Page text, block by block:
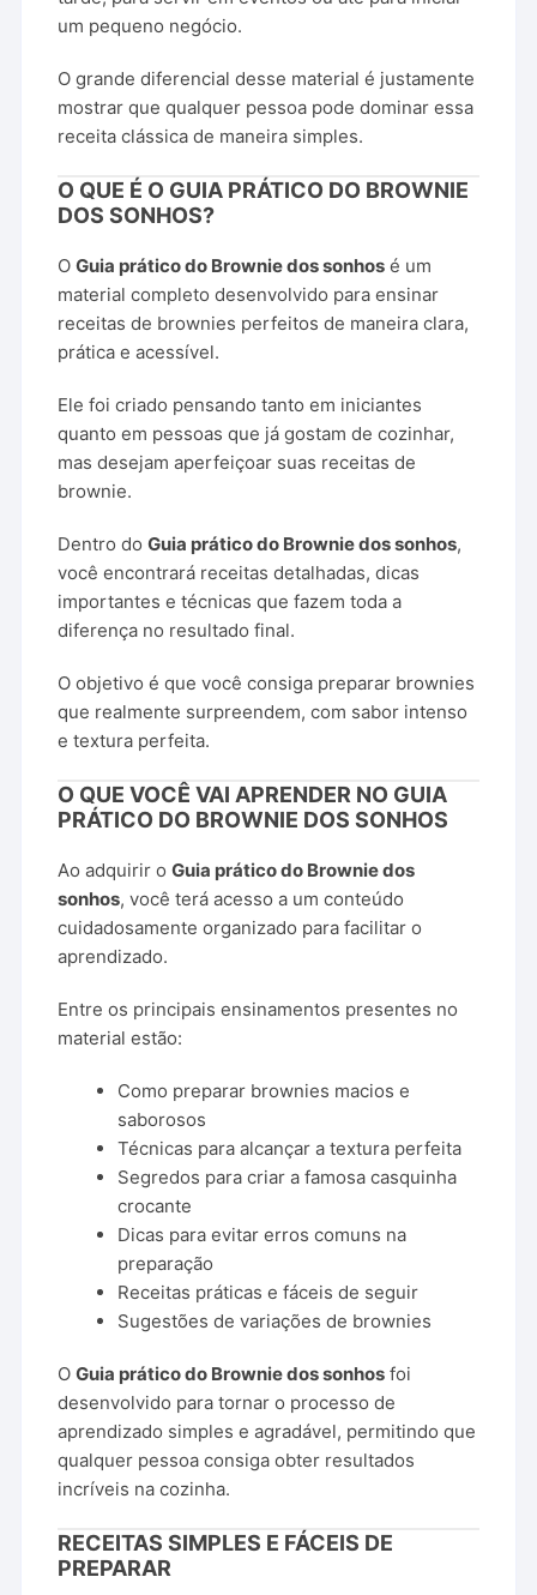
um pequeno negócio.
O grande diferencial desse material é justamente
mostrar que qualquer pessoa pode dominar essa
receita clássica de maneira simples.
O QUE É O GUIA PRÁTICO DO BROWNIE
DOS SONHOS?
OGuia prático do Brownie dos sonhos é um
material completo desenvolvido para ensinar
receitas de brownies perfeitos de maneira clara,
prática e acessível.
Ele foi criado pensando tanto em iniciantes
quanto em pessoas que já gostam de cozinhar,
mas desejam aperfeiçoar suas receitas de
brownie.
Dentro doGuia prático do Brownie dos sonhos,
você encontrará receitas detalhadas, dicas
importantes e técnicas que fazem toda a
diferença no resultado final.
O objetivo é que você consiga preparar brownies
que realmente surpreendem, com sabor intenso
e textura perfeita.
O QUE VOCÊ VAI APRENDER NO GUIA
PRÁTICO DO BROWNIE DOS SONHOS
Ao adquirir oGuia prático do Brownie dos
sonhos, você terá acesso a um conteúdo
cuidadosamente organizado para facilitar o
aprendizado.
Entre os principais ensinamentos presentes no
material estão:
Como preparar brownies macios e
saborosos
Técnicas para alcançar a textura perfeita
Segredos para criar a famosa casquinha
crocante
Dicas para evitar erros comuns na
preparação
Receitas práticas e fáceis de seguir
Sugestões de variações de brownies
OGuia prático do Brownie dos sonhos foi
desenvolvido para tornar o processo de
aprendizado simples e agradável, permitindo que
qualquer pessoa consiga obter resultados
incríveis na cozinha.
RECEITAS SIMPLES E FÁCEIS DE
PREPARAR